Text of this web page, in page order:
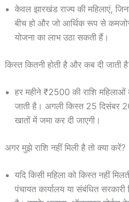
केवल झारखंड राज्य की महिलाएं,
बीच हो और जो आर्थिक रूप से
योजना का लाभ उठा सकती हैं।
किस्त कितनी होती है और कब दी जाती
हर महीने ₹2500 की राशि
जाती है। अगली किस्त 25 दिसंबर
खातों में जमा कर दी जाएगी।
अगर मुझे राशि नहीं मिली है तो क्या करें?
यदि किसी महिला को किस्त नहीं
पंचायत कार्यालय या संबंधित